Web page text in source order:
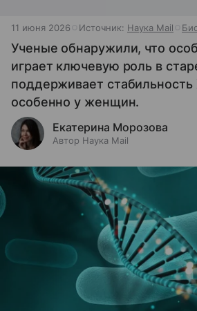
11 июня 2026 Источник: Наука Mail
Ученые обнаружили, что
играет ключевую роль в
поддерживает
особенно у женщин.
Екатерина Морозова
Автор Наука Mail